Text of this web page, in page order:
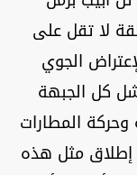
لا تقل على
الجوي
كل الجبهة
وحركة المطارات
إطلاق مثل هذه